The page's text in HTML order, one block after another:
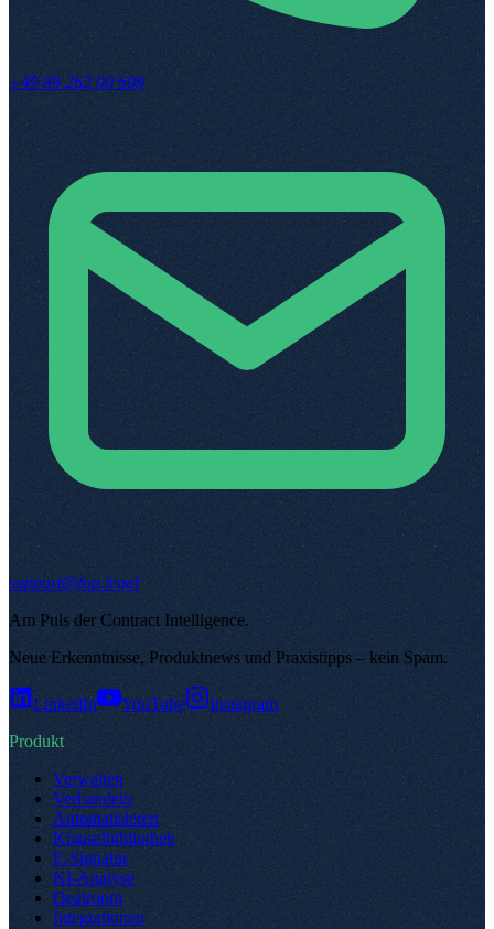
+49 89 262 00 609
support@top.legal
Am Puls der Contract Intelligence.
Neue Erkenntnisse, Produktnews und Praxistipps – kein Spam.
LinkedIn YouTube
Instagram
Produkt
Verwalten
Verhandeln
Automatisieren
Klauselbibliothek
E-Signatur
KI-Analyse
Dealroom
Integrationen